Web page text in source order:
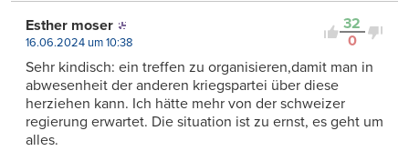
32
0
Esther moser
16.06.2024 um 10:38
Sehr kindisch: ein treffen zu organisieren,damit man in
abwesenheit der anderen kriegspartei über diese
herziehen kann. Ich hätte mehr von der schweizer
regierung erwartet. Die situation ist zu ernst, es geht um
alles.